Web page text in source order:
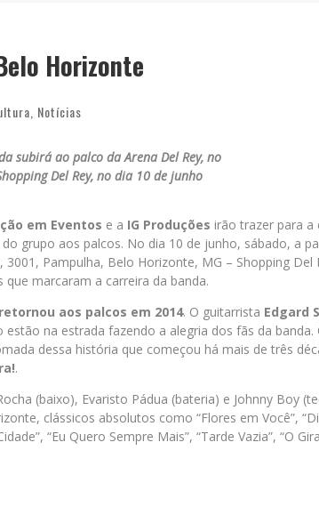
DO PAGODYANDO PARA BELO HORIZONTE
Horizonte
Notícias
subirá ao palco da Arena Del Rey, no
Del Rey, no dia 10 de junho
em Eventos e a IG Produções irão trazer para a
grupo aos palcos. No dia 10 de junho, sábado, a
3001, Pampulha, Belo Horizonte, MG – Shopping Del
marcaram a carreira da banda.
retornou aos palcos em 2014. O guitarrista Edgard
na estrada fazendo a alegria dos fãs da banda.
dessa história que começou há mais de três
.
(baixo), Evaristo Pádua (bateria) e Johnny Boy
clássicos absolutos como “Flores em Você”,
“Eu Quero Sempre Mais”, “Tarde Vazia”, “O